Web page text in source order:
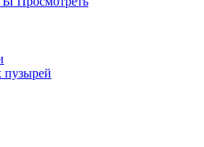
пузырей